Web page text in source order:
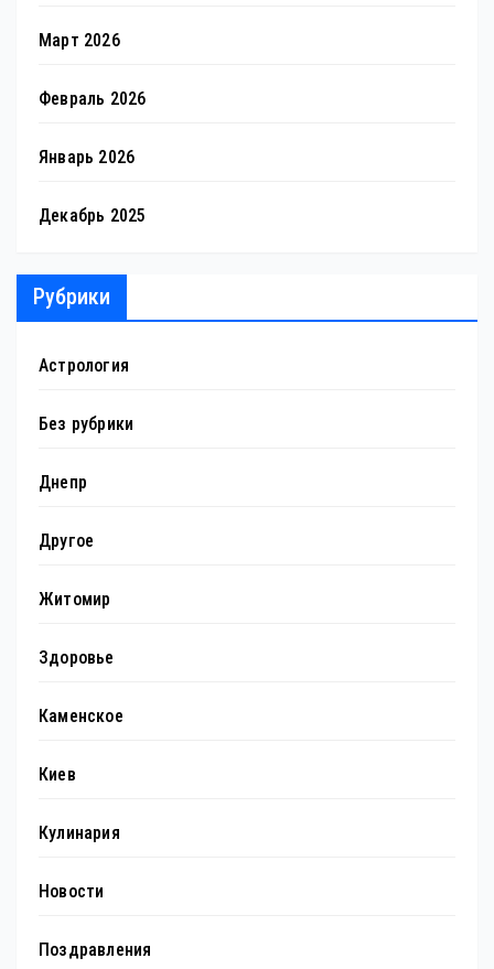
Март 2026
Февраль 2026
Январь 2026
Декабрь 2025
Рубрики
Астрология
Без рубрики
Днепр
Другое
Житомир
Здоровье
Каменское
Киев
Кулинария
Новости
Поздравления